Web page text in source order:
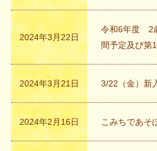
2024年3月22日
令和6年度 2
間予定及び第1
2024年3月21日 3/22（金）新
2024年2月16日 こみちであそ